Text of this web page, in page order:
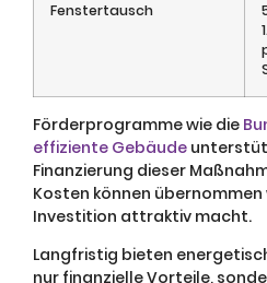
Fenstertausch
Förderprogramme wie die
effiziente Gebäude
Finanzierung dieser
Kosten können
Investition attraktiv macht.
Langfristig bieten
nur finanzielle Vorteile,